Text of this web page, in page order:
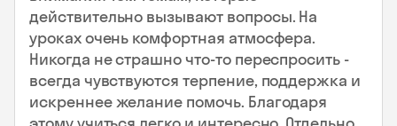
действительно вызывают вопросы. На
уроках очень комфортная атмосфера.
Никогда не страшно что-то переспросить -
всегда чувствуются терпение, поддержка и
искреннее желание помочь. Благодаря